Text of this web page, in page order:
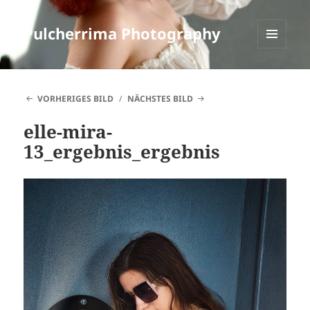
Pulcherrima Photography
VORHERIGES BILD
NÄCHSTES BILD
elle-mira-
13_ergebnis_ergebnis